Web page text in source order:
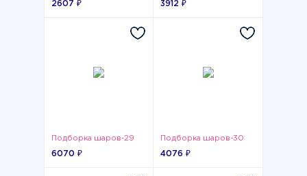
2607 ₽ 3912 ₽
Подборка шаров-29
6070 ₽
Подборка шаров-30
4076 ₽